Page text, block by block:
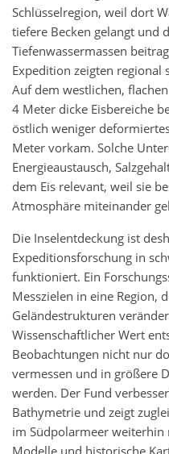
Schlüsselregion, weil dort
tiefere Becken gelangt und
Tiefenwassermassen
Expedition zeigten regional
Auf dem westlichen,
4 Meter dicke Eisbereiche
östlich weniger
Meter vorkam. Solche
Energieaustausch,
dem Eis relevant, weil sie
Atmosphäre miteinander
Die Inselentdeckung ist
Expeditionsforschung in
funktioniert. Ein
Messzielen in eine Region,
Geländestrukturen
Wissenschaftlicher Wert
Beobachtungen nicht nur
vermessen und in größere
werden. Der Fund
Bathymetrie und zeigt
im Südpolarmeer weiterhin